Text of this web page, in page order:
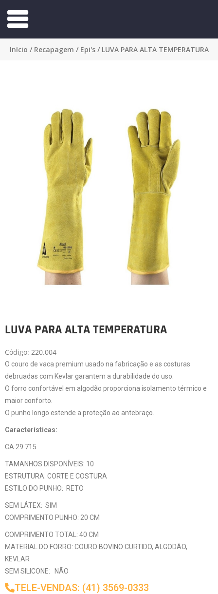
Início / Recapagem / Epi's/ LUVA PARA ALTA TEMPERATURA
LUVA PARA ALTA TEMPERATURA
Código: 220.004
O couro de vaca premium usado na fabricação e as costuras
debruadas com Kevlar garantem a durabilidade do uso.
O forro confortável em algodão proporciona isolamento térmico e
maior conforto.
O punho longo estende a proteção ao antebraço.
Características:
CA 29.715
TAMANHOS DISPONÍVEIS: 10
ESTRUTURA: CORTE E COSTURA
ESTILO DO PUNHO: RETO
SEM LÁTEX: SIM
COMPRIMENTO PUNHO: 20 CM
COMPRIMENTO TOTAL: 40 CM
MATERIAL DO FORRO: COURO BOVINO CURTIDO, ALGODÃO,
KEVLAR
SEM SILICONE: NÃO
TELE-VENDAS: (41) 3569-0333